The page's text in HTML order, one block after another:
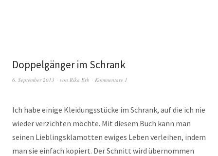
Doppelgänger im Schrank
6. September 2013 von Rika Erb Kommentare 1
Ich habe einige Kleidungsstücke im Schrank, auf die ich nie
wieder verzichten möchte. Mit diesem Buch kann man
seinen Lieblingsklamotten ewiges Leben verleihen, indem
man sie einfach kopiert. Der Schnitt wird übernommen